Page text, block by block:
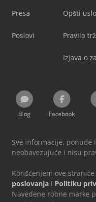
Presa
Poslovi
Opšti
Pravila
Izjava o
Blog Facebook
Sve informacije, ponude
neobavezujuće i nisu
Korišćenjem ove
poslovanja i Politiku
Navedene robne marke